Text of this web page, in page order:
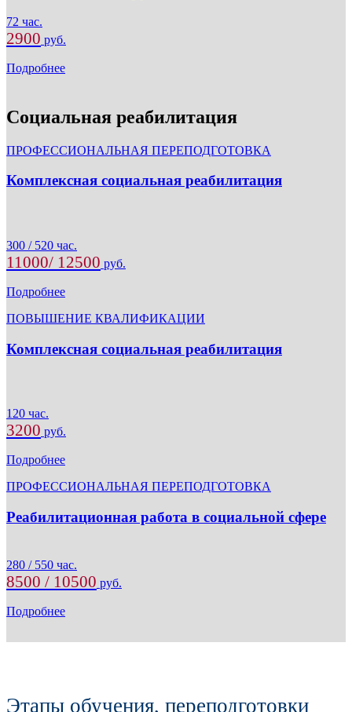
72 час.
2900 руб.
Подробнее
Социальная реабилитация
ПРОФЕССИОНАЛЬНАЯ ПЕРЕПОДГОТОВКА
Комплексная социальная реабилитация
300 / 520 час.
11000/ 12500 руб.
Подробнее
ПОВЫШЕНИЕ КВАЛИФИКАЦИИ
Комплексная социальная реабилитация
120 час.
3200 руб.
Подробнее
ПРОФЕССИОНАЛЬНАЯ ПЕРЕПОДГОТОВКА
Реабилитационная работа в социальной сфере
280 / 550 час.
8500 / 10500 руб.
Подробнее
Этапы обучения, переподготовки